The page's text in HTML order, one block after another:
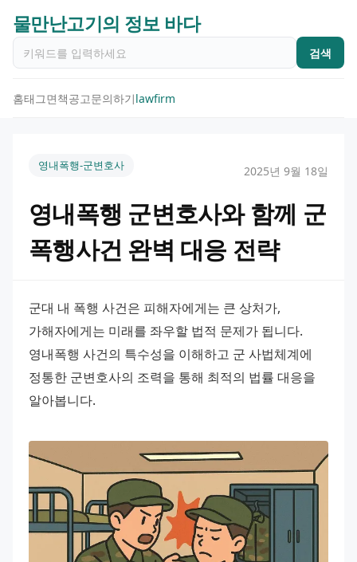
물만난고기의 정보 바다
검색
홈태그면책공고문의하기lawfirm
영내폭행-군변호사 2025년 9월 18일
영내폭행 군변호사와 함께 군
폭행사건 완벽 대응 전략
군대 내 폭행 사건은 피해자에게는 큰 상처가,
가해자에게는 미래를 좌우할 법적 문제가 됩니다.
영내폭행 사건의 특수성을 이해하고 군 사법체계에
정통한 군변호사의 조력을 통해 최적의 법률 대응을
알아봅니다.